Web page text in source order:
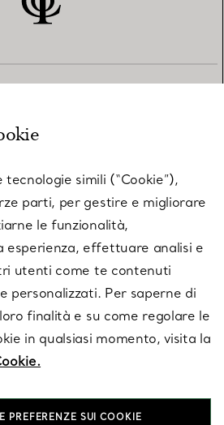
tecnologie simili (“Cookie”),
parti, per gestire e migliorare
le funzionalità,
esperienza, effettuare analisi e
utenti come te contenuti
personalizzati. Per saperne di
finalità e su come regolare le
in qualsiasi momento, visita la
PREFERENZE SUI COOKIE